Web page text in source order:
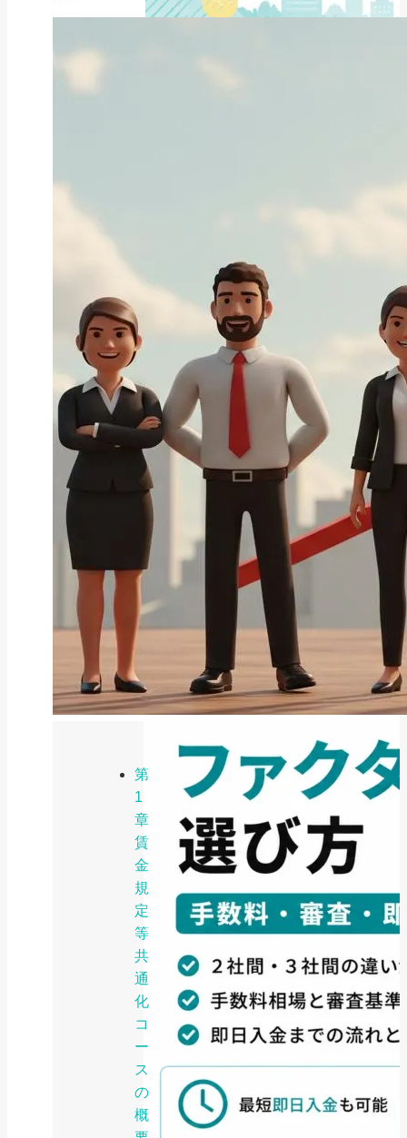
第
1
章
賃
金
規
定
等
共
通
化
コ
ー
ス
の
概
ファクタリング
ペイトナーファクタリングの活用
法｜中小企業・個...
2026年8月5日